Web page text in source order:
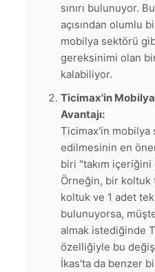
sınırı bulunuyor.
açısından olumlu
mobilya sektörü
gereksinimi olan
kalabiliyor.
Ticimax'in
Avantajı:
Ticimax'in
edilmesinin en
biri "takım
Örneğin, bir koltuk
koltuk ve 1 adet
bulunuyorsa,
almak istediğinde
özelliğiyle bu
İkas'ta da benzer